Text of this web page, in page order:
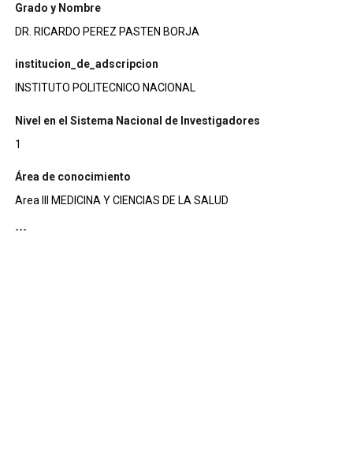
Grado y Nombre
DR. RICARDO PEREZ PASTEN BORJA
institucion_de_adscripcion
INSTITUTO POLITECNICO NACIONAL
Nivel en el Sistema Nacional de Investigadores
1
Área de conocimiento
Area III MEDICINA Y CIENCIAS DE LA SALUD
---